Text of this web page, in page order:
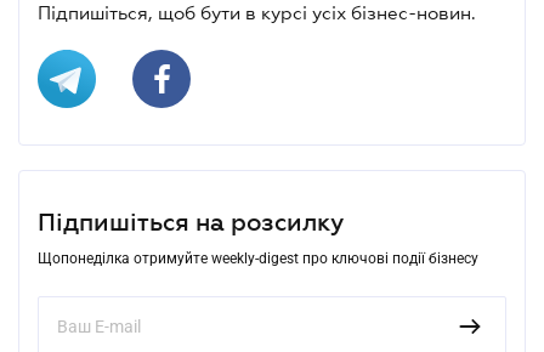
Підпишіться, щоб бути в курсі усіх бізнес-новин.
Підпишіться на розсилку
Щопонеділка отримуйте weekly-digest про ключові події бізнесу